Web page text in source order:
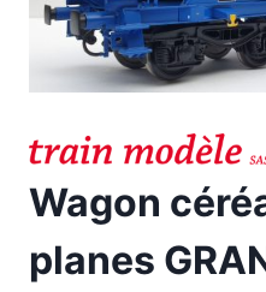
Wagon
planes